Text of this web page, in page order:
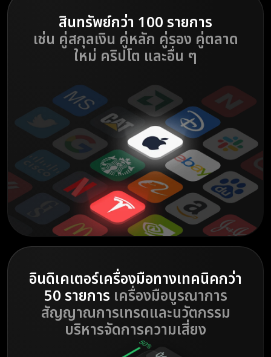
สินทรัพย์กว่า 100 รายการ
เช่น คู่สกุลเงิน คู่หลัก คู่รอง คู่ตลาด
ใหม่ คริปโต และอื่น ๆ
อินดิเคเตอร์เครื่องมือทางเทคนิคกว่า
50 รายการ เครื่องมือบูรณาการ
สัญญาณการเทรดและนวัตกรรม
บริหารจัดการความเสี่ยง